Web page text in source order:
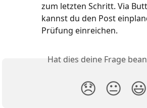
zum letzten Schritt. Via
kannst du den Post
Prüfung einreichen.
Hat dies deine Frage
😞 😐 😃